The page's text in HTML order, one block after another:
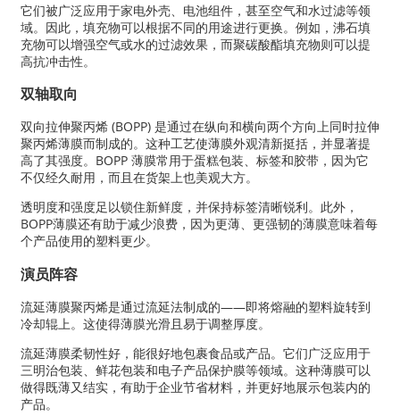
它们被广泛应用于家电外壳、电池组件，甚至空气和水过滤等领
域。因此，填充物可以根据不同的用途进行更换。例如，沸石填
充物可以增强空气或水的过滤效果，而聚碳酸酯填充物则可以提
高抗冲击性。
双轴取向
双向拉伸聚丙烯 (BOPP) 是通过在纵向和横向两个方向上同时拉伸
聚丙烯薄膜而制成的。这种工艺使薄膜外观清新挺括，并显著提
高了其强度。BOPP 薄膜常用于蛋糕包装、标签和胶带，因为它
不仅经久耐用，而且在货架上也美观大方。
透明度和强度足以锁住新鲜度，并保持标签清晰锐利。此外，
BOPP薄膜还有助于减少浪费，因为更薄、更强韧的薄膜意味着每
个产品使用的塑料更少。
演员阵容
流延薄膜聚丙烯是通过流延法制成的——即将熔融的塑料旋转到
冷却辊上。这使得薄膜光滑且易于调整厚度。
流延薄膜柔韧性好，能很好地包裹食品或产品。它们广泛应用于
三明治包装、鲜花包装和电子产品保护膜等领域。这种薄膜可以
做得既薄又结实，有助于企业节省材料，并更好地展示包装内的
产品。